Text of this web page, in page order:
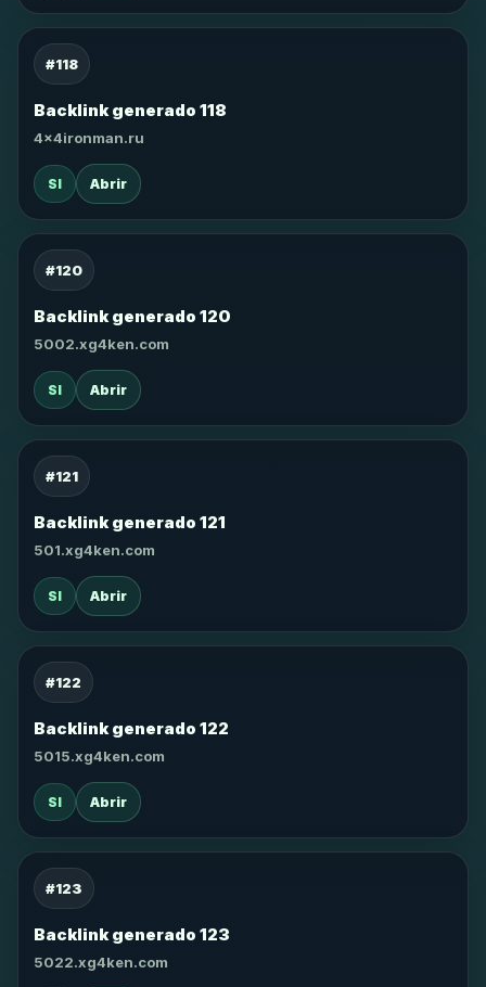
#118
Backlink generado 118
4x4ironman.ru
SI Abrir
#120
Backlink generado 120
5002.xg4ken.com
SI Abrir
#121
Backlink generado 121
501.xg4ken.com
SI Abrir
#122
Backlink generado 122
5015.xg4ken.com
SI Abrir
#123
Backlink generado 123
5022.xg4ken.com